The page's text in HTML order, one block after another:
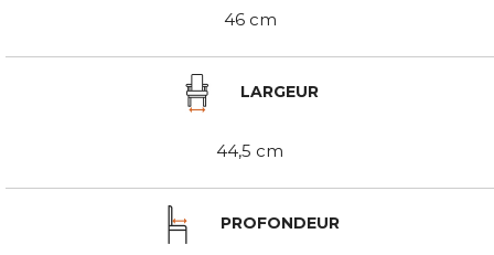
46 cm
LARGEUR
44,5 cm
PROFONDEUR